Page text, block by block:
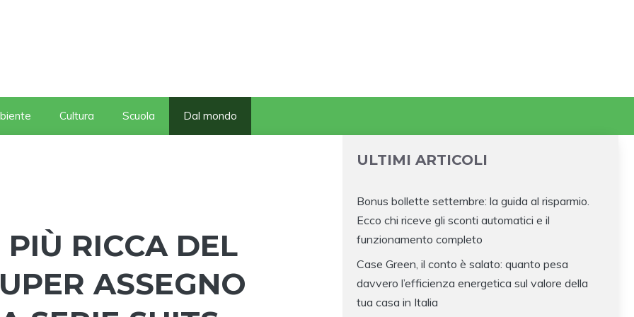
Cultura Scuola Dal mondo
RICCA DEL
ASSEGNO
ULTIMI ARTICOLI
Bonus bollette settembre: la guida al risparmio.
Ecco chi riceve gli sconti automatici e il
funzionamento completo
Case Green, il conto è salato: quanto pesa
davvero l’efficienza energetica sul valore della
tua casa in Italia